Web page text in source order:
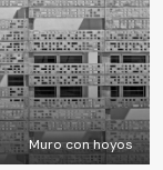
Muro con hoyos